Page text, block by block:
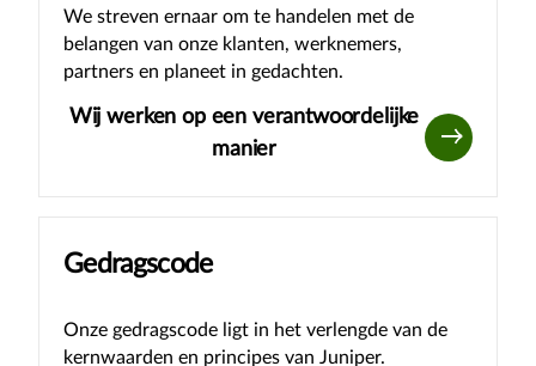
We streven ernaar om te handelen met de
belangen van onze klanten, werknemers,
partners en planeet in gedachten.
Wij werken op een verantwoordelijke
manier
Gedragscode
Onze gedragscode ligt in het verlengde van de
kernwaarden en principes van Juniper.